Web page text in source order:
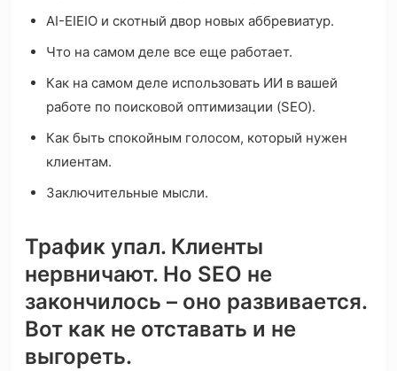
AI-EIEIO и скотный двор новых аббревиатур.
Что на самом деле все еще работает.
Как на самом деле использовать ИИ в вашей
работе по поисковой оптимизации (SEO).
Как быть спокойным голосом, который нужен
клиентам.
Заключительные мысли.
Трафик упал. Клиенты
нервничают. Но SEO не
закончилось – оно развивается.
Вот как не отставать и не
выгореть.